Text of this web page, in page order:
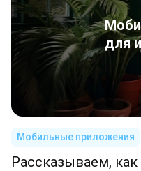
для
Мобильные приложения
Рассказываем,